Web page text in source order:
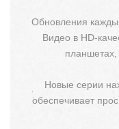
Обновления
Видео в HD-
Новые серии
обеспечивает